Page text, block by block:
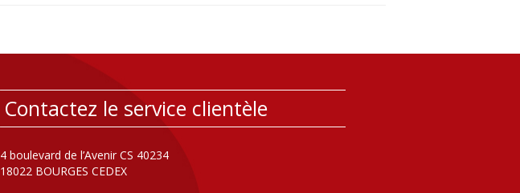
Contactez le service clientèle
4 boulevard de l’Avenir CS 40234
18022 BOURGES CEDEX